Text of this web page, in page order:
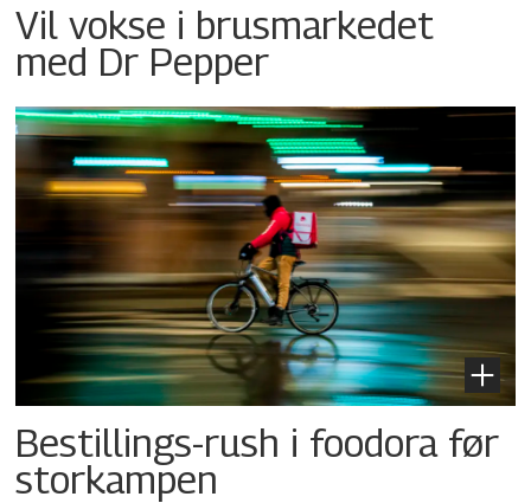
Vil vokse i brusmarkedet
med Dr Pepper
Bestillings-rush i foodora før
storkampen